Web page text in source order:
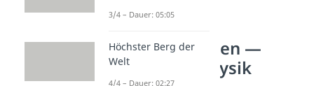
Unnützes Wissen —
Weltall und Physik
3/4 – Dauer: 05:05
Höchster Berg der
Welt
4/4 – Dauer: 02:27